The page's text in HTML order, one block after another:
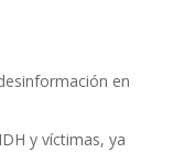
en
y víctimas, ya